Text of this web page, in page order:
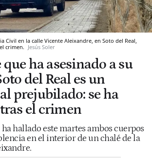
Civil en la calle Vicente Aleixandre, en Soto del Real,
crimen. Jesús Soler
ha asesinado a su
del Real es un
prejubilado: se ha
el crimen
hallado este martes ambos cuerpos
en el interior de un chalé de la